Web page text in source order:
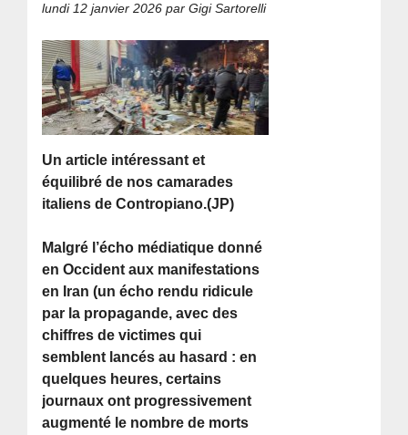
lundi 12 janvier 2026 par Gigi Sartorelli
Un article intéressant et
équilibré de nos camarades
italiens de Contropiano.(JP)
Malgré l’écho médiatique donné
en Occident aux manifestations
en Iran (un écho rendu ridicule
par la propagande, avec des
chiffres de victimes qui
semblent lancés au hasard : en
quelques heures, certains
journaux ont progressivement
augmenté le nombre de morts